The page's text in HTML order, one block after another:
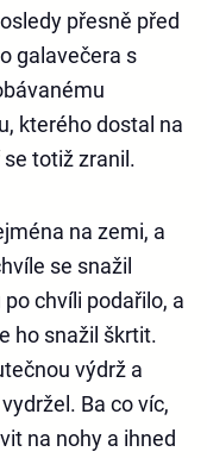
přesně před
galavečera s
kterého dostal na
totiž zranil.
na zemi, a
se snažil
chvíli podařilo, a
ho snažil škrtit.
výdrž a
Ba co víc,
na nohy a ihned